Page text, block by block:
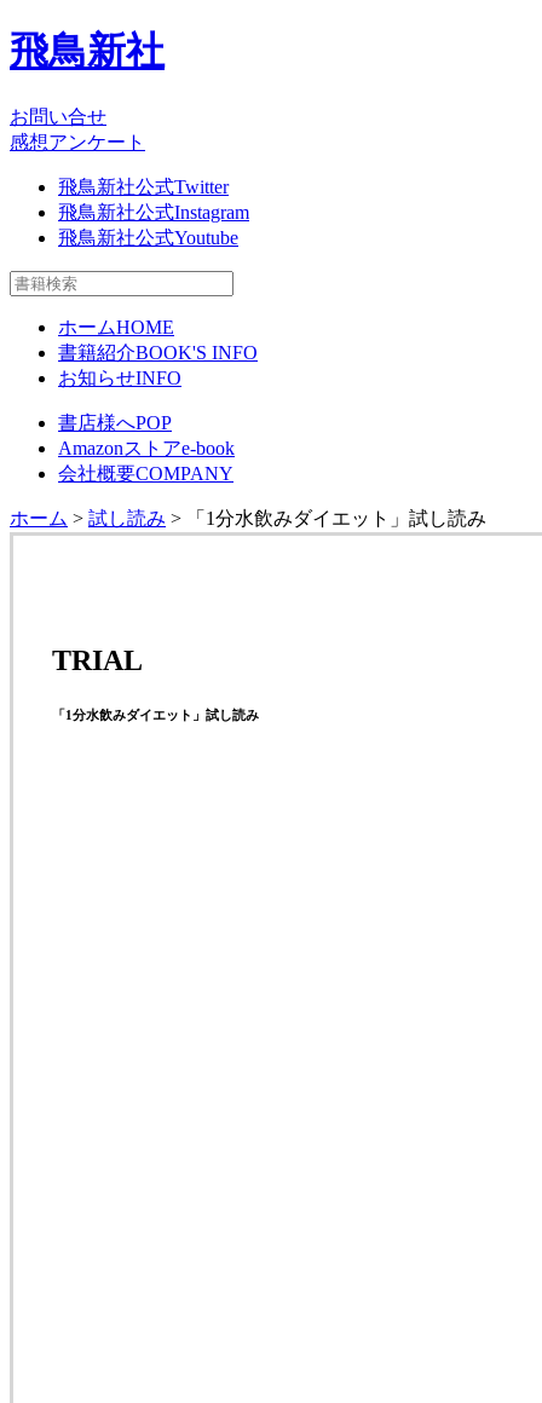
飛鳥新社
お問い合せ
感想アンケート
飛鳥新社公式Twitter
飛鳥新社公式Instagram
飛鳥新社公式Youtube
ホームHOME
書籍紹介BOOK'S INFO
お知らせINFO
書店様へPOP
Amazonストアe-book
会社概要COMPANY
ホーム > 試し読み > 「1分水飲みダイエット」試し読み
TRIAL
「1分水飲みダイエット」試し読み